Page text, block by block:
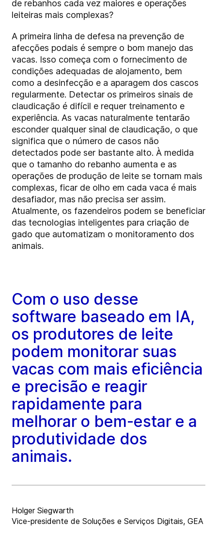
de rebanhos cada vez maiores e operações
leiteiras mais complexas?
A primeira linha de defesa na prevenção de
afecções podais é sempre o bom manejo das
vacas. Isso começa com o fornecimento de
condições adequadas de alojamento, bem
como a desinfecção e a aparagem dos cascos
regularmente. Detectar os primeiros sinais de
claudicação é difícil e requer treinamento e
experiência. As vacas naturalmente tentarão
esconder qualquer sinal de claudicação, o que
significa que o número de casos não
detectados pode ser bastante alto. À medida
que o tamanho do rebanho aumenta e as
operações de produção de leite se tornam mais
complexas, ficar de olho em cada vaca é mais
desafiador, mas não precisa ser assim.
Atualmente, os fazendeiros podem se beneficiar
das tecnologias inteligentes para criação de
gado que automatizam o monitoramento dos
animais.
Com o uso desse
software baseado em IA,
os produtores de leite
podem monitorar suas
vacas com mais eficiência
e precisão e reagir
rapidamente para
melhorar o bem-estar e a
produtividade dos
animais.
Holger Siegwarth
Vice-presidente de Soluções e Serviços Digitais, GEA